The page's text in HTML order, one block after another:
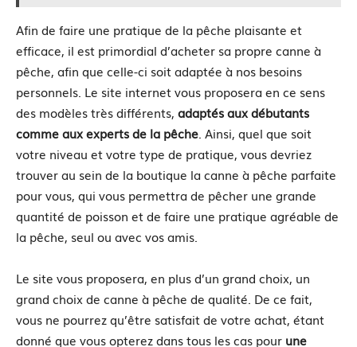
Afin de faire une pratique de la pêche plaisante et
efficace, il est primordial d’acheter sa propre canne à
pêche, afin que celle-ci soit adaptée à nos besoins
personnels. Le site internet vous proposera en ce sens
des modèles très différents, adaptés aux débutants
comme aux experts de la pêche. Ainsi, quel que soit
votre niveau et votre type de pratique, vous devriez
trouver au sein de la boutique la canne à pêche parfaite
pour vous, qui vous permettra de pêcher une grande
quantité de poisson et de faire une pratique agréable de
la pêche, seul ou avec vos amis.
Le site vous proposera, en plus d’un grand choix, un
grand choix de canne à pêche de qualité. De ce fait,
vous ne pourrez qu’être satisfait de votre achat, étant
donné que vous opterez dans tous les cas pour une